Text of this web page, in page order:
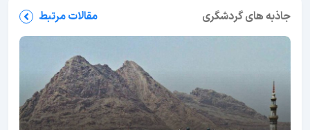
جاذبه های گردشگری مقالات مرتبط